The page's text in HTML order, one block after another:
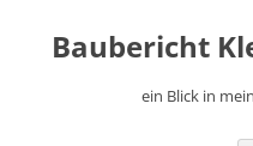
springen
Baubericht
ein Blick in